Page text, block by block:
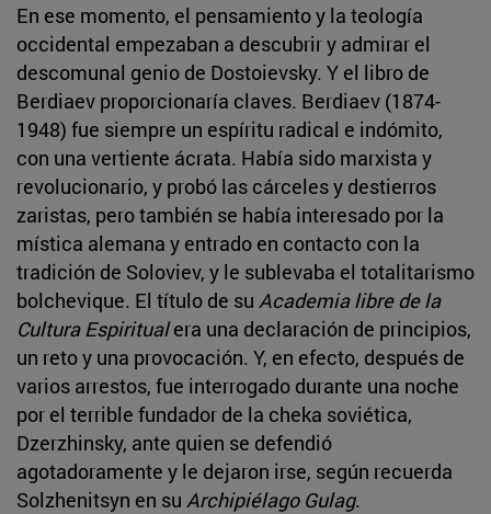
En ese momento, el pensamiento y la teología
occidental empezaban a descubrir y admirar el
descomunal genio de Dostoievsky. Y el libro de
Berdiaev proporcionaría claves. Berdiaev (1874-
1948) fue siempre un espíritu radical e indómito,
con una vertiente ácrata. Había sido marxista y
revolucionario, y probó las cárceles y destierros
zaristas, pero también se había interesado por la
mística alemana y entrado en contacto con la
tradición de Soloviev, y le sublevaba el totalitarismo
bolchevique. El título de su Academia libre de la
Cultura Espiritualera una declaración de principios,
un reto y una provocación. Y, en efecto, después de
varios arrestos, fue interrogado durante una noche
por el terrible fundador de la cheka soviética,
Dzerzhinsky, ante quien se defendió
agotadoramente y le dejaron irse, según recuerda
Solzhenitsyn en su Archipiélago Gulag.